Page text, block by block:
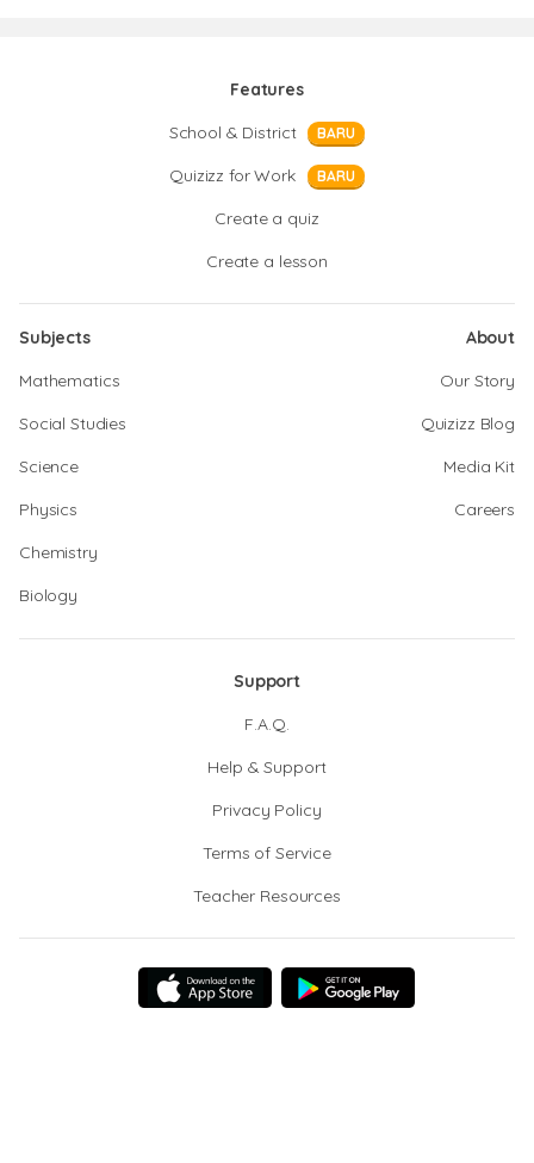
Features
School & District
BARU
Quizizz for Work BARU
Create a quiz
Create a lesson
Subjects
Mathematics
Social Studies
Science
Physics
Chemistry
Biology
About
Our Story
Quizizz Blog
Media Kit
Careers
Support
F.A.Q.
Help & Support
Privacy Policy
Terms of Service
Teacher Resources